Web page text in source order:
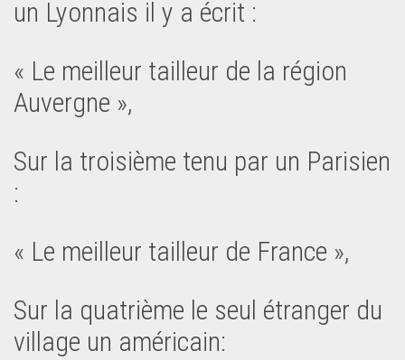
un Lyonnais il y a écrit :
« Le meilleur tailleur de la région
Auvergne »,
Sur la troisième tenu par un Parisien
:
« Le meilleur tailleur de France »,
Sur la quatrième le seul étranger du
village un américain: